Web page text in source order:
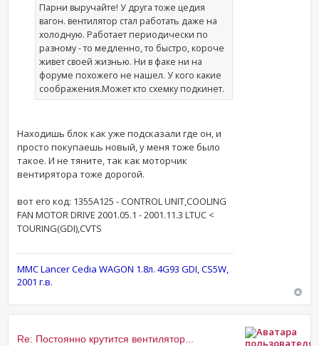
Парни выручайте! У друга тоже цедия
вагон. вентилятор стал работать даже на
холодную. Работает периодически по
разному - то медленно, то быстро, короче
живет своей жизнью. Ни в факе ни на
форуме похожего не нашел. У кого какие
соображения.Может кто схемку подкинет.
Находишь блок как уже подсказали где он, и
просто покупаешь новый, у меня тоже было
такое. И не тяните, так как моторчик
вентирятора тоже дорогой.
вот его код: 1355A125 - CONTROL UNIT,COOLING
FAN MOTOR DRIVE 2001.05.1 - 2001.11.3 LTUC <
TOURING(GDI),CVTS
MMC Lancer Cedia WAGON 1.8л. 4G93 GDI, CS5W,
2001 г.в.
Re: Постоянно крутится вентилятор...